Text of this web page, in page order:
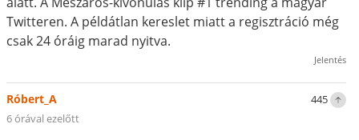
Twitteren. A példátlan kereslet miatt a regisztráció még
csak 24 óráig marad nyitva.
Jelentés
445
Róbert_A
6 órával ezelőtt